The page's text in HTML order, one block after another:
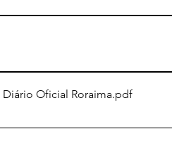
Diário Oficial Roraima.pdf